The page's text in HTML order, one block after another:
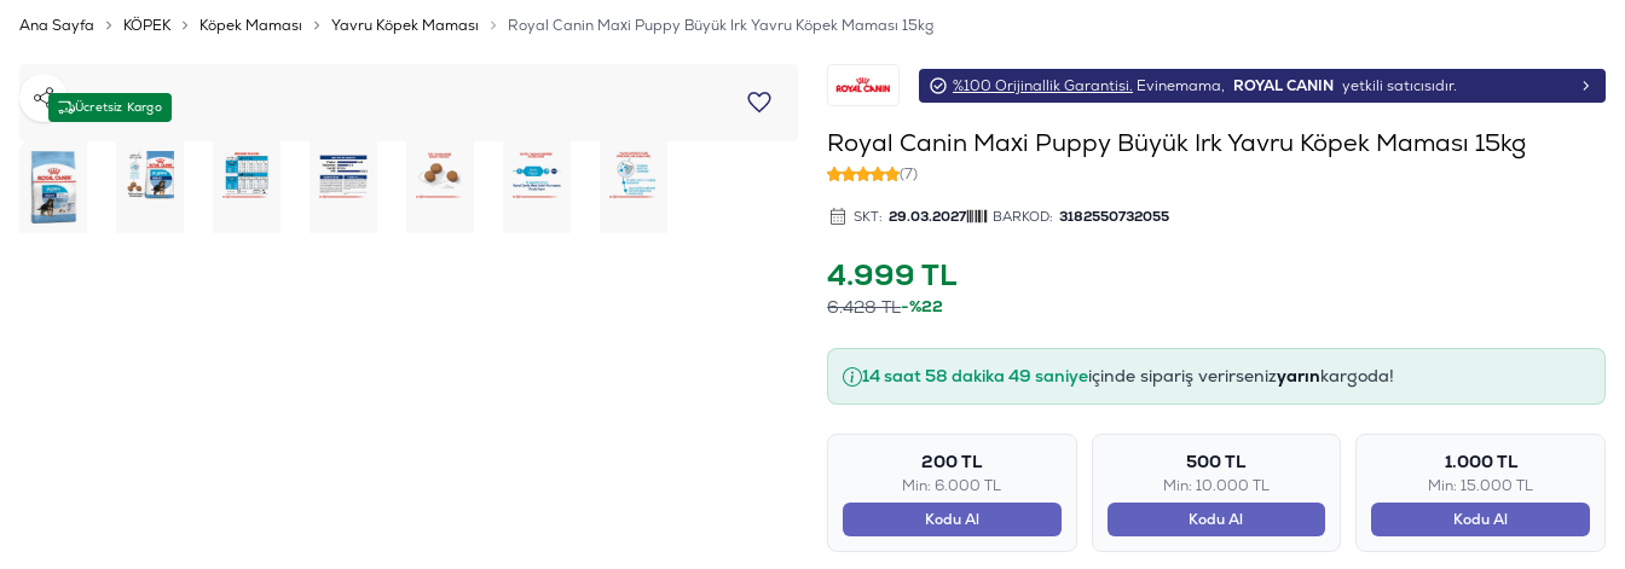
Ana Sayfa KÖPEK Köpek Maması Yavru Köpek Maması Royal Canin Maxi Puppy Büyük Irk Yavru Köpek Maması 15kg
Ücretsiz Kargo
Paylaş
%100 Orijinallik Garantisi. Evinemama, ROYAL CANIN yetkili satıcısıdır.
Royal Canin Maxi Puppy Büyük Irk Yavru Köpek Maması 15kg
(7)
SKT: 29.03.2027 BARKOD: 3182550732055
4.999TL
6.428TL-%22
14 saat 58 dakika 49 saniyeiçinde sipariş verirsenizyarınkargoda!
200 TL
Min: 6.000 TL
Kodu Al
500 TL
Min: 10.000 TL
Kodu Al
1.000 TL
Min: 15.000 TL
Kodu Al